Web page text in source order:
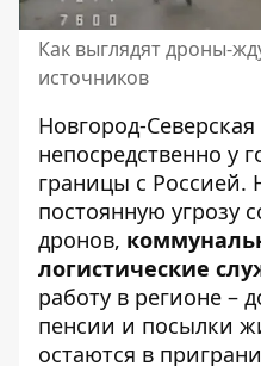
Как выглядят дроны-
источников
Новгород-
непосредственно у
границы с Россией.
постоянную угрозу
дронов,
логистические
работу в регионе –
пенсии и посылки
остаются в